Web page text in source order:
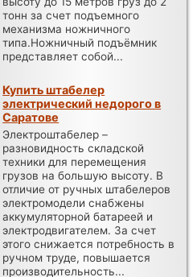
тонн за счет подъемного
механизма ножничного
типа.Ножничный подъёмник
представляет собой...
Купить штабелер
электрический недорого в
Саратове
Электроштабелер –
разновидность складской
техники для перемещения
грузов на большую высоту. В
отличие от ручных штабелеров
электромодели снабжены
аккумуляторной батареей и
электродвигателем. За счет
этого снижается потребность в
ручном труде, повышается
производительность...